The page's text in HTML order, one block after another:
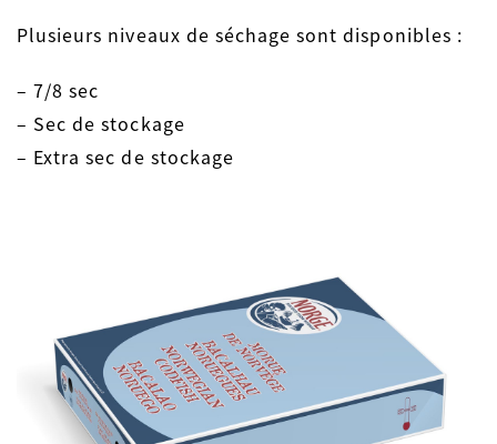
Plusieurs niveaux de séchage sont disponibles :
– 7/8 sec
– Sec de stockage
– Extra sec de stockage